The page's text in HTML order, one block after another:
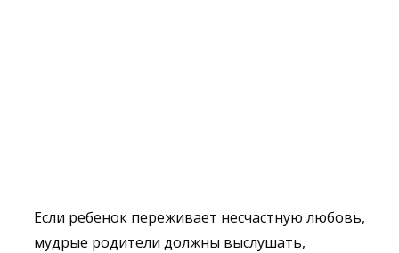
Если ребенок переживает несчастную любовь,
мудрые родители должны выслушать,